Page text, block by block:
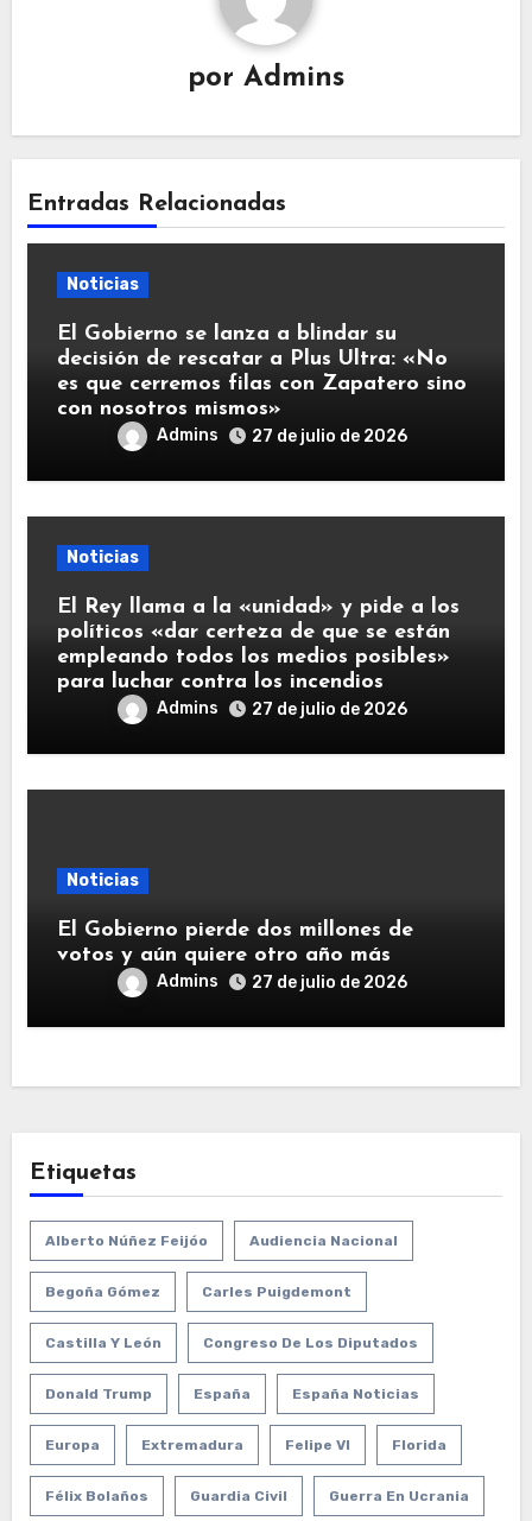
por Admins
Entradas Relacionadas
Noticias
El Gobierno se lanza a blindar su
decisión de rescatar a Plus Ultra: «No
es que cerremos filas con Zapatero sino
con nosotros mismos»
Admins 27 de julio de 2026
Noticias
El Rey llama a la «unidad» y pide a los
políticos «dar certeza de que se están
empleando todos los medios posibles»
para luchar contra los incendios
Admins 27 de julio de 2026
Noticias
El Gobierno pierde dos millones de
votos y aún quiere otro año más
Admins 27 de julio de 2026
Etiquetas
Alberto Núñez Feijóo Audiencia Nacional
Begoña Gómez Carles Puigdemont
Castilla Y León Congreso De Los Diputados
Donald Trump España España Noticias
Europa Extremadura Felipe VI Florida
Félix Bolaños Guardia Civil Guerra En Ucrania